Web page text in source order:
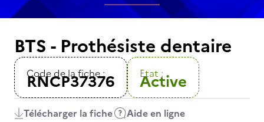
BTS - Prothésiste dentaire
Code de la fiche :
RNCP37376 Etat :
Active
Télécharger la fiche Aide en ligne